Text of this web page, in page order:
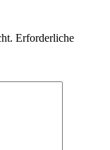
Erforderliche